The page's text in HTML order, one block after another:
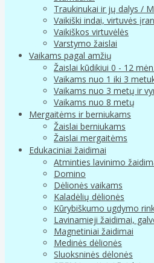
Traukinukai ir jų dalys /
Vaikiški indai, virtuvės
Vaikiškos virtuvėlės
Varstymo žaislai
Vaikams pagal amžių
Žaislai kūdikiui 0 - 12 mėn.
Vaikams nuo 1 iki 3
Vaikams nuo 3 metų ir
Vaikams nuo 8 metų
Mergaitėms ir berniukams
Žaislai berniukams
Žaislai mergaitėms
Edukaciniai žaidimai
Atminties lavinimo
Domino
Dėlionės vaikams
Kaladėlių dėlionės
Kūrybiškumo ugdymo
Lavinamieji žaidimai,
Magnetiniai žaidimai
Medinės dėlionės
Sluoksninės dėlonės